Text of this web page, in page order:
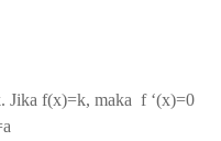
Jika f(x)=k, maka f ‘(x)=0